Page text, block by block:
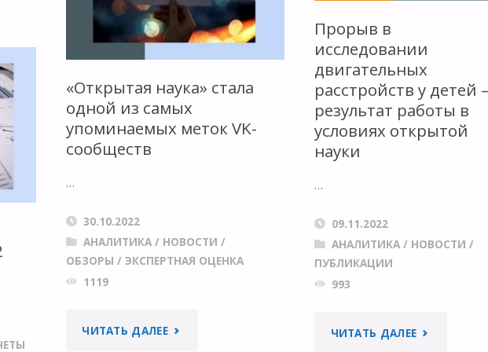
СТАРЕЙШЕГО
НАУЧНОГО
ИЗДАНИЯ?"
Прорыв в
исследовании
двигательных
расстройств у детей
результат работы в
условиях открытой
науки
…
09.11.2022
АНАЛИТИКА/ НОВОСТИ /
ПУБЛИКАЦИИ
993
ЧИТАТЬ ДАЛЕЕ"ПРОРЫВ
«Открытая наука» стала
одной из самых
упоминаемых меток VK-
сообществ
…
30.10.2022
АНАЛИТИКА/ НОВОСТИ /
ОБЗОРЫ / ЭКСПЕРТНАЯ ОЦЕНКА
1119
ЧИТАТЬ ДАЛЕЕ"«ОТКРЫТАЯ